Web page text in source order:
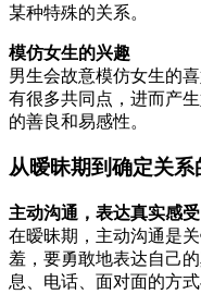
某种特殊的关系。
模仿女生的兴趣
男生会故意模仿女生的
有很多共同点，进而产
的善良和易感性。
从暧昧期到确定关
主动沟通，表达真实感受
在暧昧期，主动沟通是
羞，要勇敢地表达自己
息、电话、面对面的方